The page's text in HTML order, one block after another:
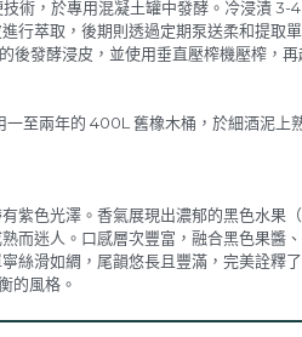
術，於專用混凝土罐中發酵。冷浸漬 3-
行萃取，後期則透過定期泵送柔和提取
後發酵浸皮，並使用垂直壓榨機壓榨，
一至兩年的 400L 舊橡木桶，於細酒泥上
紫色光澤。香氣展現出濃郁的黑色水果
而迷人。口感層次豐富，融合黑色果醬
絲滑如綢，尾韻悠長且豐滿，完美詮釋
的風格。